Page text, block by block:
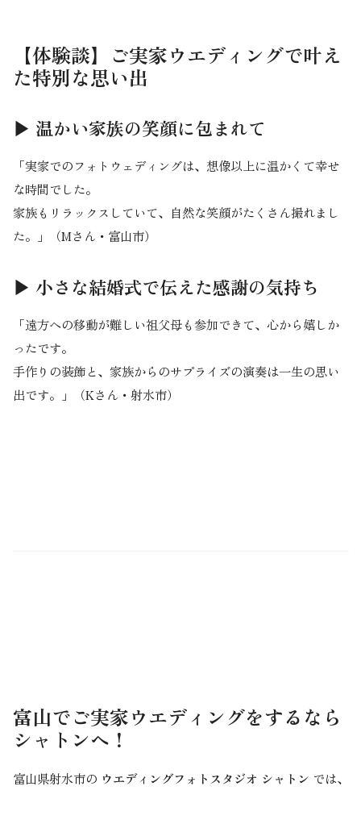
【体験談】ご実家ウエディングで叶え
た特別な思い出
▶ 温かい家族の笑顔に包まれて
「実家でのフォトウェディングは、想像以上に温かくて幸せ
な時間でした。
家族もリラックスしていて、自然な笑顔がたくさん撮れまし
た。」（Mさん・富山市）
▶ 小さな結婚式で伝えた感謝の気持ち
「遠方への移動が難しい祖父母も参加できて、心から嬉しか
ったです。
手作りの装飾と、家族からのサプライズの演奏は一生の思い
出です。」（Kさん・射水市）
富山でご実家ウエディングをするなら
シャトンへ！
富山県射水市の ウエディングフォトスタジオ シャトン では、